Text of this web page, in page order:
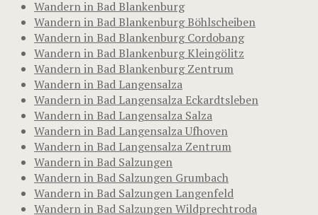
Wandern in Bad Blankenburg
Wandern in Bad Blankenburg Böhlscheiben
Wandern in Bad Blankenburg Cordobang
Wandern in Bad Blankenburg Kleingölitz
Wandern in Bad Blankenburg Zentrum
Wandern in Bad Langensalza
Wandern in Bad Langensalza Eckardtsleben
Wandern in Bad Langensalza Salza
Wandern in Bad Langensalza Ufhoven
Wandern in Bad Langensalza Zentrum
Wandern in Bad Salzungen
Wandern in Bad Salzungen Grumbach
Wandern in Bad Salzungen Langenfeld
Wandern in Bad Salzungen Wildprechtroda